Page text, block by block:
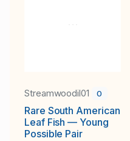
Streamwoodil01 0
Rare South American
Leaf Fish — Young
Possible Pair